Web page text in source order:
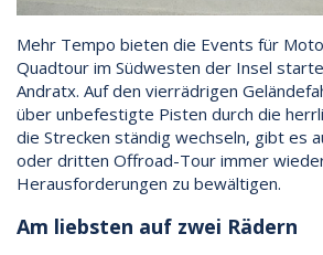
Mehr Tempo bieten die Events für
Quadtour im Südwesten der Insel
Andratx. Auf den vierrädrigen
über unbefestigte Pisten durch die
die Strecken ständig wechseln, gibt es
oder dritten Offroad-Tour immer
Herausforderungen zu bewältigen.
Am liebsten auf zwei Rädern